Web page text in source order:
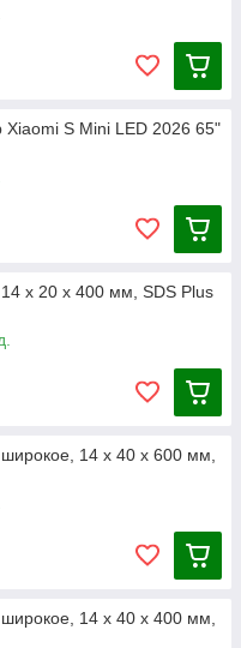
Xiaomi S Mini LED 2026 65"
х 20 х 400 мм, SDS Plus
14 х 40 х 600 мм,
14 х 40 х 400 мм,